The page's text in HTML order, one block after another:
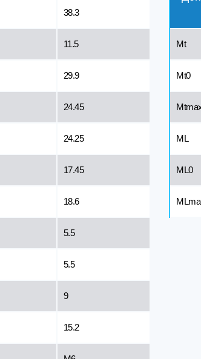
38.3
11.5
29.9
24.45
24.25
17.45
18.6
5.5
5.5
9
15.2
Mt
Mt0
ML
ML0